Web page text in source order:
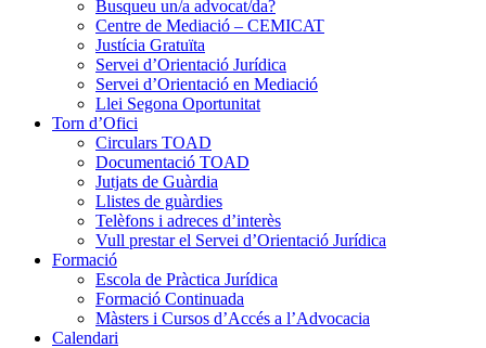
Busqueu un/a advocat/da?
Centre de Mediació – CEMICAT
Justícia Gratuïta
Servei d’Orientació Jurídica
Servei d’Orientació en Mediació
Llei Segona Oportunitat
Torn d’Ofici
Circulars TOAD
Documentació TOAD
Jutjats de Guàrdia
Llistes de guàrdies
Telèfons i adreces d’interès
Vull prestar el Servei d’Orientació Jurídica
Formació
Escola de Pràctica Jurídica
Formació Continuada
Màsters i Cursos d’Accés a l’Advocacia
Calendari